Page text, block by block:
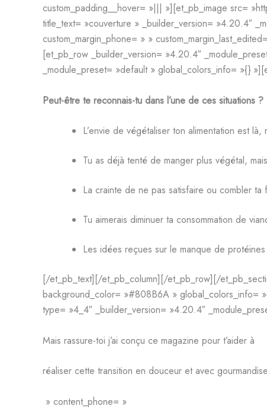
custom_padding__hover= »||| »][et_pb_image src=
title_text= »couverture » _builder_version= »4.20.4″
custom_margin_phone= » »
[et_pb_row _builder_version= »4.20.4″
_module_preset= »default » global_colors_info= »{}
Peut-être te reconnais-tu dans l’une de ces situations ?
L’envie de végétaliser ton alimentation est
Tu as déjà tenté de manger plus végétal,
La crainte de ne pas satisfaire ou combler
Tu aimerais diminuer ta consommation de
Les idées reçues sur le manque de
[/et_pb_text][/et_pb_column][/et_pb_row][/
background_color= »#808B6A » global_colors_info=
type= »4_4″ _builder_version= »4.20.4″
Mais rassure-toi j’ai conçu ce magazine pour t’aider à
réaliser cette transition en douceur et avec
» content_phone= »